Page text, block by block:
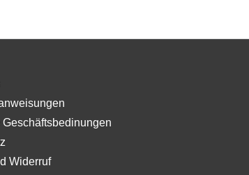
Widerruf